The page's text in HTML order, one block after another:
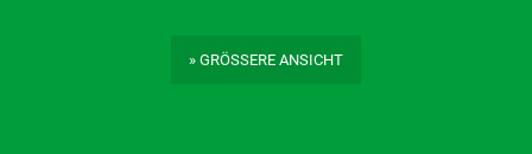
» GRÖSSERE ANSICHT